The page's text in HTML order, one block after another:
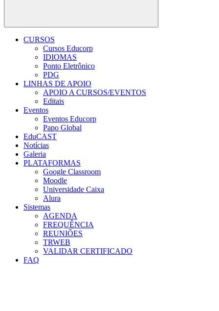
Buscar
CURSOS
Cursos Educorp
IDIOMAS
Ponto Eletrônico
PDG
LINHAS DE APOIO
APOIO A CURSOS/EVENTOS
Editais
Eventos
Eventos Educorp
Papo Global
EduCAST
Notícias
Galeria
PLATAFORMAS
Google Classroom
Moodle
Universidade Caixa
Alura
Sistemas
AGENDA
FREQUÊNCIA
REUNIÕES
TRWEB
VALIDAR CERTIFICADO
FAQ